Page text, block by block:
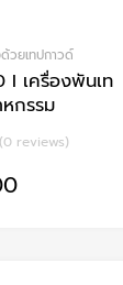
วยเทปกาวด์
I เครื่องพันเท
กรรม
(0 reviews)